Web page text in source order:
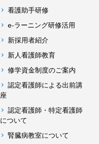
看護助手研修
e-ラーニング研修活用
新採用者紹介
新人看護師教育
修学資金制度のご案内
認定看護師による出前講
座
認定看護師・特定看護師
について
腎臓病教室について